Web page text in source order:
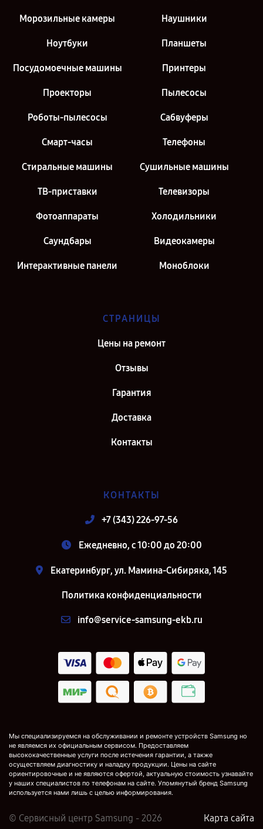
Морозильные камеры Наушники
Ноутбуки Планшеты
Посудомоечные машины Принтеры
Проекторы Пылесосы
Роботы-пылесосы Сабвуферы
Смарт-часы Телефоны
Стиральные машины Сушильные машины
ТВ-приставки Телевизоры
Фотоаппараты Холодильники
Саундбары Видеокамеры
Интерактивные панели Моноблоки
СТРАНИЦЫ
Цены на ремонт
Отзывы
Гарантия
Доставка
Контакты
КОНТАКТЫ
+7 (343) 226-97-56
Ежедневно, с 10:00 до 20:00
Екатеринбург, ул. Мамина-Сибиряка, 145
Политика конфиденциальности
info@service-samsung-ekb.ru
Мы специализируемся на обслуживании и ремонте устройств Samsung но
не являемся их официальным сервисом. Предоставляем
высококачественные услуги после истечения гарантии, а также
осуществляем диагностику и наладку продукции. Цены на сайте
ориентировочные и не являются офертой, актуальную стоимость узнавайте
у наших специалистов по телефонам на сайте. Упомянутый бренд Samsung
используется нами лишь с целью информирования.
© Сервисный центр Samsung - 2026 Карта сайта